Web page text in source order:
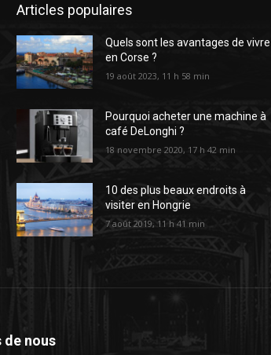
Articles populaires
Quels sont les avantages de vivre
en Corse ?
19 août 2023, 11 h 58 min
Pourquoi acheter une machine à
café DeLonghi ?
18 novembre 2020, 17 h 42 min
10 des plus beaux endroits à
visiter en Hongrie
7 août 2019, 11 h 41 min
de nous